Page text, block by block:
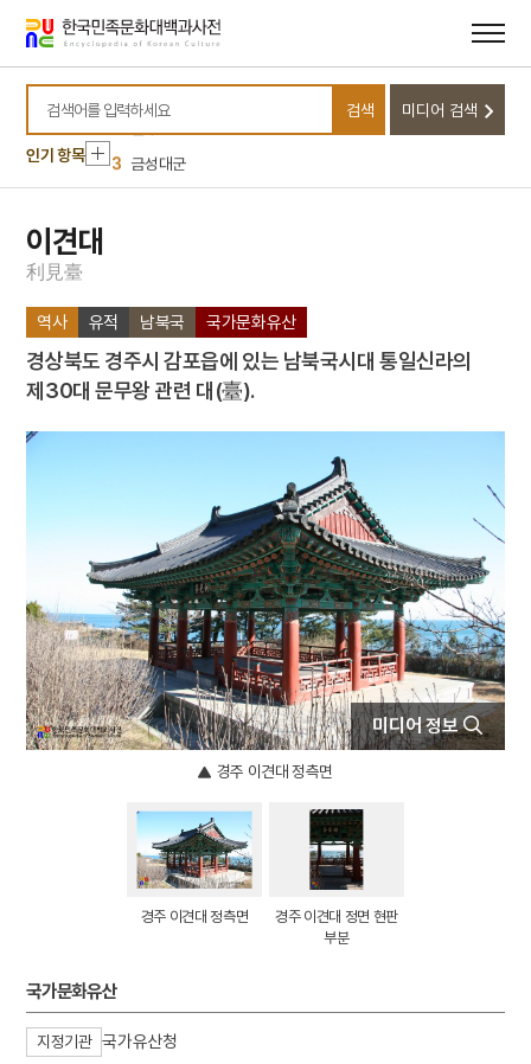
바로가기
바로가기
검색어를 입력하세요
검색 미디어 검색
인기 항목
10 김용준
1 고양 송포 백송
2 입추
3
금성대군
4 아리랑
8 서시
9 세조
10
김용준
아리랑
5 연천 경순왕릉
6 황련청장탕
7 마노
8 서시
9 세조
이견대
利 見臺
역사 유적 남북국 국가문화유산
경상북도 경주시 감포읍에 있는 남북국시대 통일신라의
제30대 문무왕 관련 대(臺).
미디어 정보
경주 이견대 정측면
경주 이견대 정측면
경주 이견대 정면 현판
부분
국가문화유산
지정기관 국가유산청